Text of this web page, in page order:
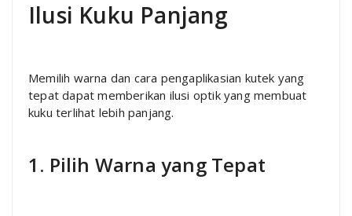
Ilusi Kuku Panjang
Memilih warna dan cara pengaplikasian kutek yang
tepat dapat memberikan ilusi optik yang membuat
kuku terlihat lebih panjang.
1. Pilih Warna yang Tepat